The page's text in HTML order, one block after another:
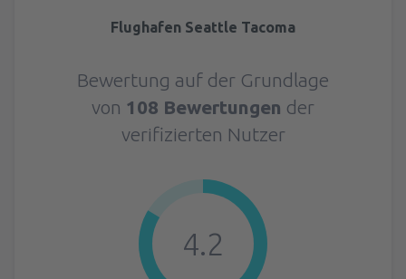
Flughafen Seattle Tacoma
Bewertung auf der Grundlage
von 108 Bewertungen der
verifizierten Nutzer
4.2